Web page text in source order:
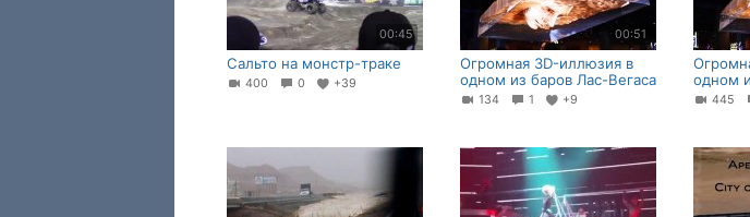
00:45
Сальто на монстр-траке
400 0 +39
00:51
Огромная 3D-иллюзия в
одном из баров Лас-Вегаса
134 1 +9
одном
445